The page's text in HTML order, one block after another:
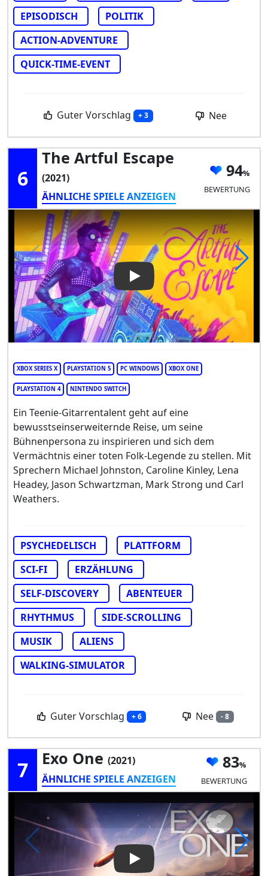
EPISODISCH
POLITIK
ACTION-ADVENTURE
QUICK-TIME-EVENT
Guter Vorschlag + 3 Nee
6
The Artful Escape
(2021)
ÄHNLICHE SPIELE ANZEIGEN
94
BEWERTUNG
Play Video: The Artful Escape
XBOX SERIES X PLAYSTATION 5 PC WINDOWS XBOX ONE
PLAYSTATION 4 NINTENDO SWITCH
Ein Teenie-Gitarrentalent geht auf eine
bewusstseinserweiternde Reise, um seine
Bühnenpersona zu inspirieren und sich dem
Vermächtnis einer toten Folk-Legende zu stellen. Mit
Sprechern Michael Johnston, Caroline Kinley, Lena
Headey, Jason Schwartzman, Mark Strong und Carl
Weathers.
PSYCHEDELISCH
PLATTFORM
SCI-FI
ERZÄHLUNG
SELF-DISCOVERY
ABENTEUER
RHYTHMUS
SIDE-SCROLLING
MUSIK
ALIENS
WALKING-SIMULATOR
Guter Vorschlag + 6 Nee - 8
7 Exo One (2021)
ÄHNLICHE SPIELE ANZEIGEN
83
BEWERTUNG
Play Video: Exo One